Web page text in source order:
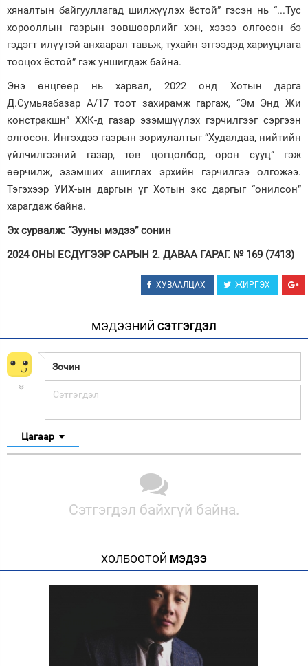
хяналтын байгууллагад шилжүүлэх ёстой” гэсэн нь “...Тус
хорооллын газрын зөвшөөрлийг хэн, хэзээ олгосон бэ
гэдэгт илүүтэй анхаарал тавьж, тухайн этгээдэд хариуцлага
тооцох ёстой” гэж уншигдаж байна.
Энэ өнцгөөр нь харвал, 2022 онд Хотын дарга
Д.Сумьяабазар А/17 тоот захирамж гаргаж, “Эм Энд Жи
констракшн” ХХК-д газар эзэмшүүлэх гэрчилгээг сэргээн
олгосон. Ингэхдээ газрын зориулалтыг “Худалдаа, нийтийн
үйлчилгээний газар, төв цогцолбор, орон сууц” гэж
өөрчилж, эзэмших ашиглах эрхийн гэрчилгээ олгожээ.
Тэгэхээр УИХ-ын даргын үг Хотын экс даргыг “онилсон”
харагдаж байна.
Эх сурвалж: “Зууны мэдээ” сонин
2024 ОНЫ ЕСДҮГЭЭР САРЫН 2. ДАВАА ГАРАГ. № 169 (7413)
ХУВААЛЦАХ ЖИРГЭХ
МЭДЭЭНИЙ СЭТГЭГДЭЛ
Цагаар
Сэтгэгдэл байхгүй байна.
ХОЛБООТОЙ МЭДЭЭ